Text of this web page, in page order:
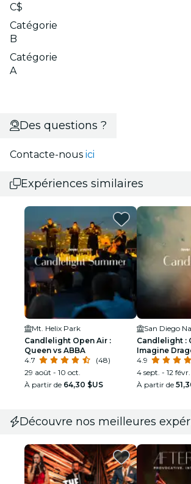
C$
Catégorie
B
Catégorie
A
Des questions ?
Contacte-nous ici
Expériences similaires
Mt. Helix Park
Candlelight Open Air :
Queen vs ABBA
4.7
(48)
29 août - 10 oct.
À partir de 64,30 $US
Candlelight :
Imagine
4.9
4 sept. - 12 févr.
À partir de
Découvre nos meilleures